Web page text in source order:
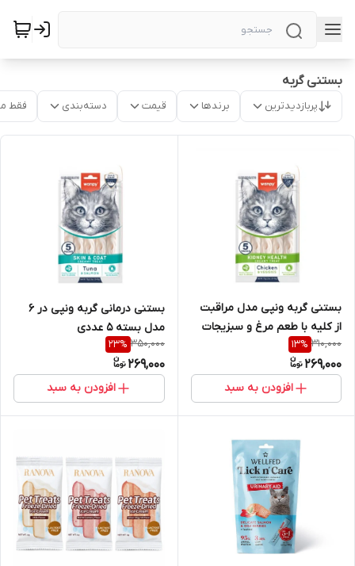
بستنی گربه
پربازدیدترین برندها قیمت دسته‌بندی فقط
بستنی گربه ونپی مدل مراقبت
از کلیه با طعم مرغ و سبزیجات
بسته 5 عددی
310,000
13%
269,000
افزودن به سبد
بستنی درمانی گربه ونپی در 6
مدل بسته 5 عددی
350,000
23%
269,000
افزودن به سبد